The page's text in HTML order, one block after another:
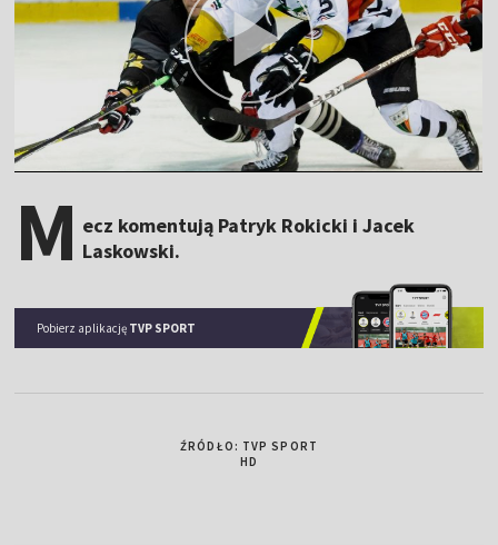
M ecz komentują Patryk Rokicki i Jacek
Laskowski.
Pobierz aplikację TVP SPORT
ŹRÓDŁO: TVP SPORT
HD